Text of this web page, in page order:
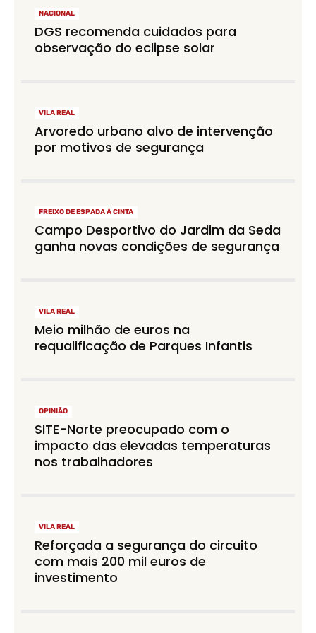
NACIONAL
DGS recomenda cuidados para
observação do eclipse solar
VILA REAL
Arvoredo urbano alvo de intervenção
por motivos de segurança
FREIXO DE ESPADA À CINTA
Campo Desportivo do Jardim da Seda
ganha novas condições de segurança
VILA REAL
Meio milhão de euros na
requalificação de Parques Infantis
OPINIÃO
SITE-Norte preocupado com o
impacto das elevadas temperaturas
nos trabalhadores
VILA REAL
Reforçada a segurança do circuito
com mais 200 mil euros de
investimento